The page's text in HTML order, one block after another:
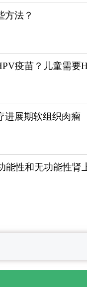
方法？
疫苗？儿童需要
进展期软组织肉瘤
能性和无功能性肾